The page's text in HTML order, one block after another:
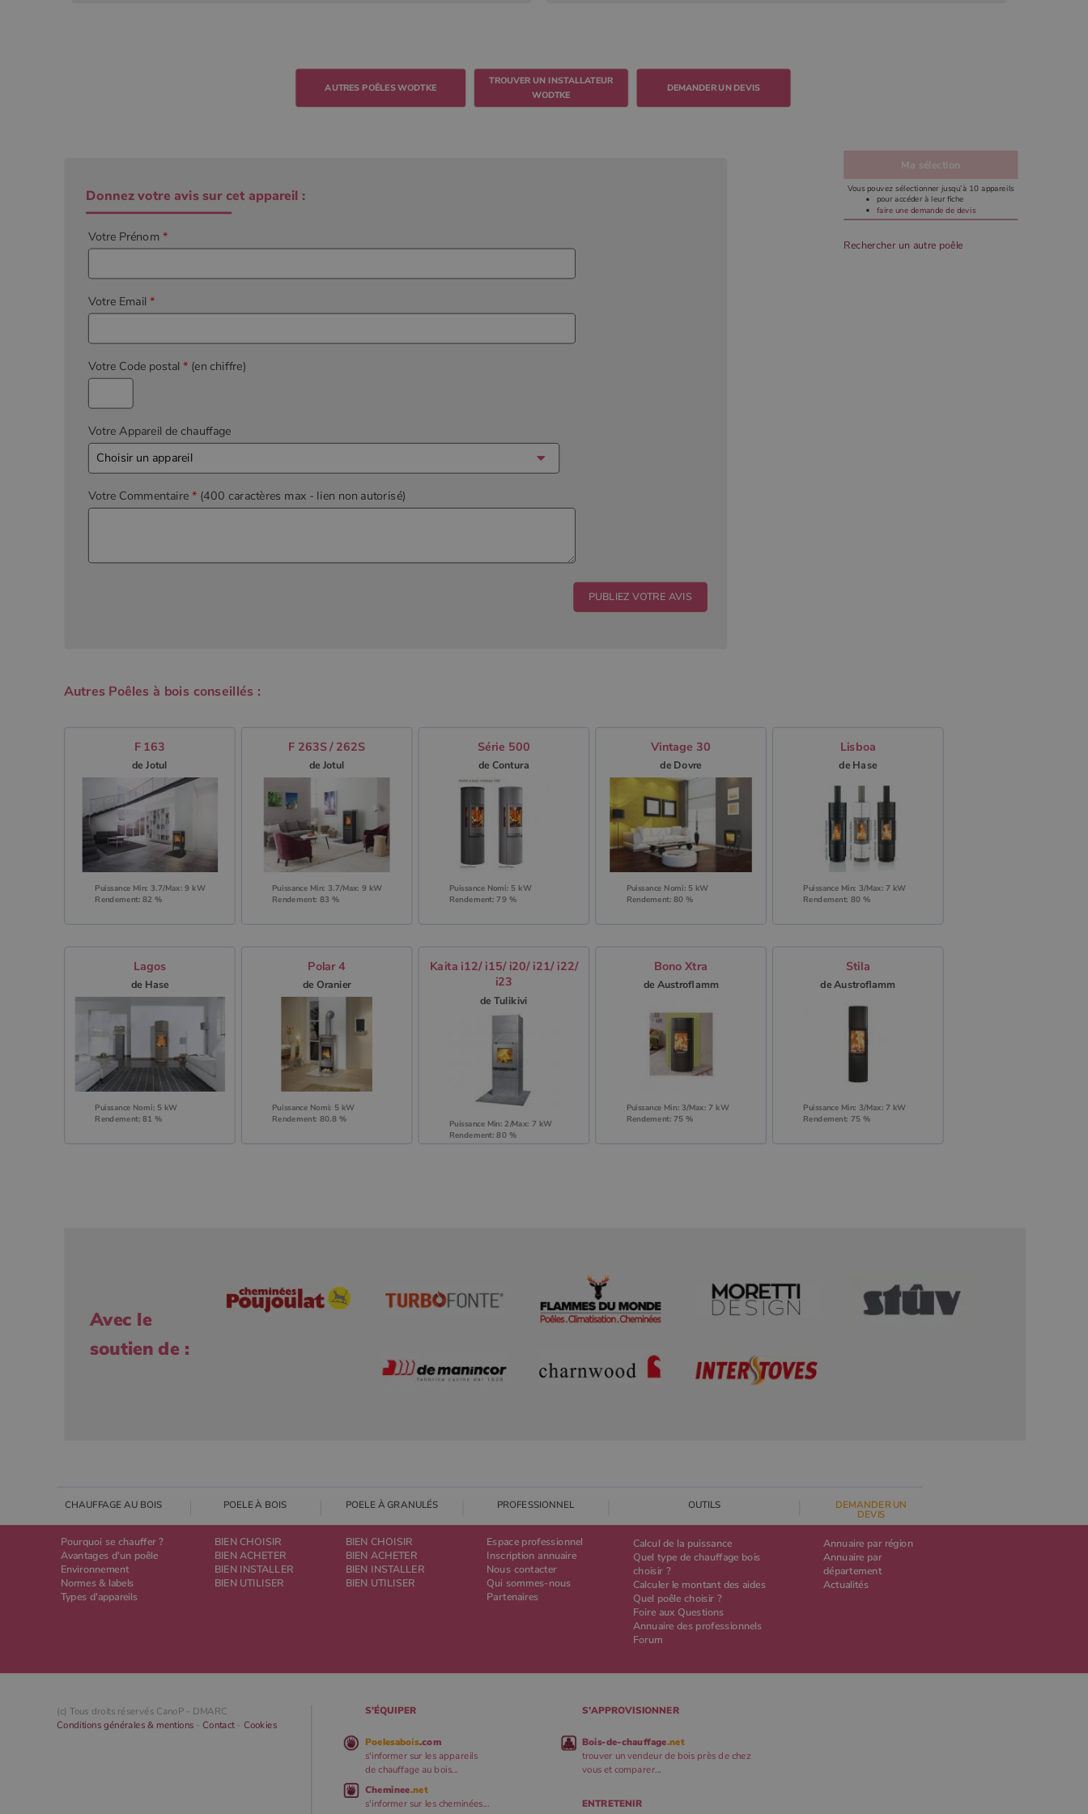
TROUVER UN INSTALLATEUR
WODTKE
DEMANDER UN DEVIS
Donnez votre avis sur cet appareil :
Votre Prénom *
Votre Email *
Votre Code postal * (en chiffre)
Votre Appareil de chauffage
Votre Commentaire * (400 caractères max - lien non autorisé)
Ma sélection
Vous pouvez sélectionner jusqu’à 10 appareils
pour accéder à leur fiche
faire une demande de devis
Rechercher un autre poêle
Autres Poêles à bois conseillés :
F 163
de Jotul
Puissance Min: 3.7/Max: 9 kW
Rendement: 82 %
F 263S / 262S
de Jotul
Puissance Min: 3.7/Max: 9 kW
Rendement: 83 %
Série 500
de Contura
Puissance Nomi: 5 kW
Rendement: 79 %
Vintage 30
de Dovre
Puissance Nomi: 5 kW
Rendement: 80 %
Lisboa
de Hase
Puissance Min: 3/Max: 7 kW
Rendement: 80 %
Lagos
de Hase
Puissance Nomi: 5 kW
Rendement: 81 %
Polar 4
de Oranier
Puissance Nomi: 5 kW
Rendement: 80.8 %
Kaita i12/ i15/ i20/ i21/ i22/
i23
de Tulikivi
Puissance Min: 2/Max: 7 kW
Rendement: 80 %
Bono Xtra
de Austroflamm
Puissance Min: 3/Max: 7 kW
Rendement: 75 %
Stila
de Austroflamm
Puissance Min: 3/Max: 7 kW
Rendement: 75 %
Avec le
soutien de :
CHAUFFAGE AU BOIS POELE À BOIS
Pourquoi se chauffer ?
Avantages d'un poêle
Environnement
Normes & labels
Types d'appareils
BIEN CHOISIR
BIEN ACHETER
BIEN INSTALLER
BIEN UTILISER
POELE À GRANULÉS PROFESSIONNEL
BIEN CHOISIR
BIEN ACHETER
BIEN INSTALLER
BIEN UTILISER
Espace professionnel
Inscription annuaire
Nous contacter
Qui sommes-nous
Partenaires
OUTILS DEMANDER UN
DEVIS
Calcul de la puissance
Quel type de chauffage bois
choisir ?
Calculer le montant des aides
Quel poêle choisir ?
Foire aux Questions
Annuaire des professionnels
Forum
Annuaire par région
Annuaire par
département
Actualités
(c) Tous droits réservés CanoP - DMARC
Conditions générales & mentions -Contact- Cookies
S'ÉQUIPER
Poelesabois.com
s'informer sur les appareils
de chauffage au bois...
Cheminee.net
s'informer sur les cheminées...
S'APPROVISIONNER
Bois-de-chauffage.net
trouver un vendeur de bois près de chez
vous et comparer...
ENTRETENIR